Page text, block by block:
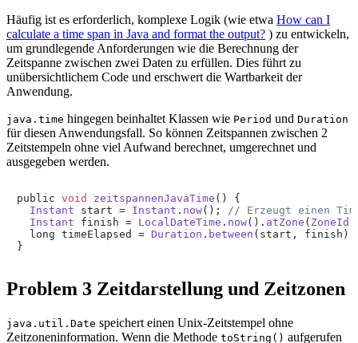
Häufig ist es erforderlich, komplexe Logik (wie etwa How can I
calculate a time span in Java and format the output? ) zu entwickeln,
um grundlegende Anforderungen wie die Berechnung der
Zeitspanne zwischen zwei Daten zu erfüllen. Dies führt zu
unübersichtlichem Code und erschwert die Wartbarkeit der
Anwendung.
java.time hingegen beinhaltet Klassen wie Period und Duration
für diesen Anwendungsfall. So können Zeitspannen zwischen 2
Zeitstempeln ohne viel Aufwand berechnet, umgerechnet und
ausgegeben werden.
public void zeitspannenJavaTime ( ) {
Instant start = Instant . now();
// Erzeugt einen
Instant finish = LocalDateTime . now(). atZone ( ZoneId
  long timeElapsed =
Duration . between (start, finish).
}
Problem 3 Zeitdarstellung und Zeitzonen
java.util.Date speichert einen Unix-Zeitstempel ohne
Zeitzoneninformation. Wenn die Methode toString() aufgerufen